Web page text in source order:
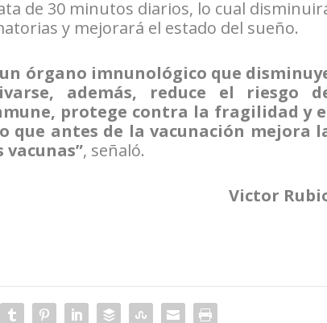
de 30 minutos diarios, lo cual
y mejorará el estado del sueño.
órgano imnunológico que
además, reduce el riesgo
protege contra la fragilidad y
que antes de la vacunación mejora
, señaló.
Victor